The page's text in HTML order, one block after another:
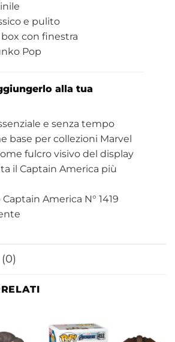
e pulito
con finestra
Pop
alla tua
e senza tempo
base per collezioni Marvel
fulcro visivo del display
il Captain America più
America N° 1419